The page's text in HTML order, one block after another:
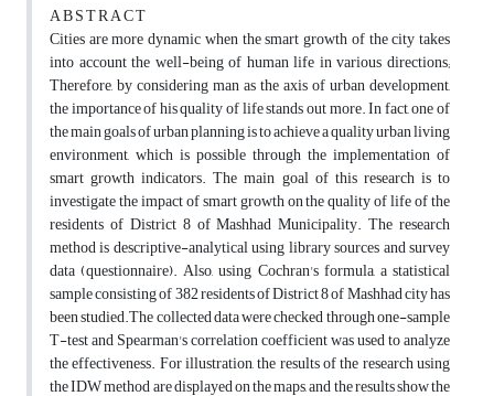
A B S T R A C T
Cities are more dynamic when the smart growth of the city takes
into account the well-being of human life in various directions;
Therefore, by considering man as the axis of urban development,
the importance of his quality of life stands out more. In fact, one of
the main goals of urban planning is to achieve a quality urban living
environment, which is possible through the implementation of
smart growth indicators. The main goal of this research is to
investigate the impact of smart growth on the quality of life of the
residents of District 8 of Mashhad Municipality. The research
method is descriptive-analytical using library sources and survey
data (questionnaire). Also, using Cochran's formula, a statistical
sample consisting of 382 residents of District 8 of Mashhad city has
been studied.The collected data were checked through one-sample
T-test and Spearman's correlation coefficient was used to analyze
the effectiveness. For illustration, the results of the research using
the IDW method are displayed on the maps, and the results show the